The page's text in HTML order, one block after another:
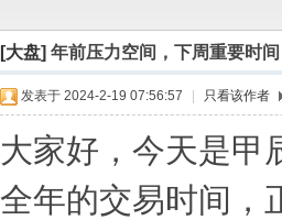
›
[大盘] 年前压力空间，下周重要时间
发表于 2024-2-19 07:56:57 只看该作者
大家好，今天是甲
全年的交易时间，